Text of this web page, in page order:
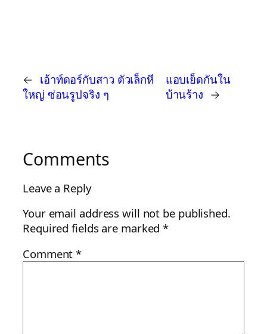
← เอ้าท์ดอร์กับสาว ตัวเล็กหี
ใหญ่ ซ่อนรูปจริง ๆ
แอบเย็ดกันใน
บ้านร้าง →
Comments
Leave a Reply
Your email address will not be published.
Required fields are marked*
Comment*